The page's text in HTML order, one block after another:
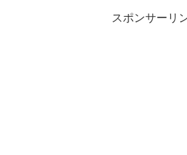
スポンサーリ